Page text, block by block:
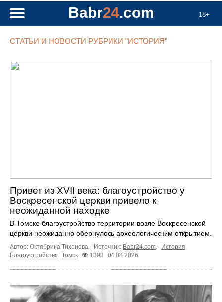
18+
Babr24.com
СТАТЬИ И НОВОСТИ РУБРИКИ "ИСТОРИЯ"
Привет из XVII века: благоустройство у
Воскресенской церкви привело к
неожиданной находке
В Томске благоустройство территории возле Воскресенской
церкви неожиданно обернулось археологическим открытием.
Автор: Октябрина Тихонова. Источник: Babr24.com История
Благоустройство
Томск 1393 04.08.2026